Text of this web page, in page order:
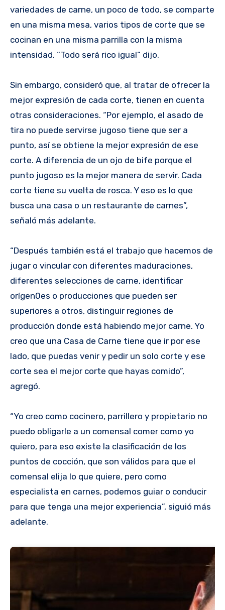
variedades de carne, un poco de todo, se comparte
en una misma mesa, varios tipos de corte que se
cocinan en una misma parrilla con la misma
intensidad. “Todo será rico igual” dijo.
Sin embargo, consideró que, al tratar de ofrecer la
mejor expresión de cada corte, tienen en cuenta
otras consideraciones. “Por ejemplo, el asado de
tira no puede servirse jugoso tiene que ser a
punto, así se obtiene la mejor expresión de ese
corte. A diferencia de un ojo de bife porque el
punto jugoso es la mejor manera de servir. Cada
corte tiene su vuelta de rosca. Y eso es lo que
busca una casa o un restaurante de carnes”,
señaló más adelante.
“Después también está el trabajo que hacemos de
jugar o vincular con diferentes maduraciones,
diferentes selecciones de carne, identificar
orígen0es o producciones que pueden ser
superiores a otros, distinguir regiones de
producción donde está habiendo mejor carne. Yo
creo que una Casa de Carne tiene que ir por ese
lado, que puedas venir y pedir un solo corte y ese
corte sea el mejor corte que hayas comido”,
agregó.
“Yo creo como cocinero, parrillero y propietario no
puedo obligarle a un comensal comer como yo
quiero, para eso existe la clasificación de los
puntos de cocción, que son válidos para que el
comensal elija lo que quiere, pero como
especialista en carnes, podemos guiar o conducir
para que tenga una mejor experiencia”, siguió más
adelante.